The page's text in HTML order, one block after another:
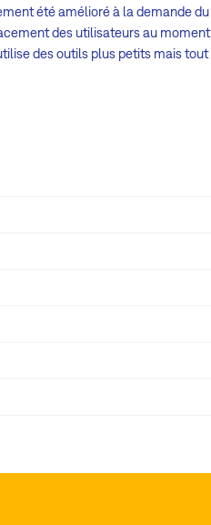
été amélioré à la demande du
des utilisateurs au moment
des outils plus petits mais tout